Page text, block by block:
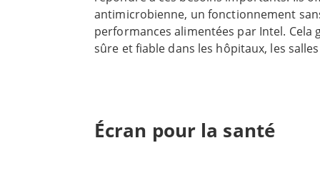
professionnels de la santé peuvent
craindre les coupures de courant ou de
robustes Winmate Healthcare
établissements de santé nécessitant des
prodiguer les meilleurs soins aux
visitez le site web de Winmate ou
antimicrobienne, un fonctionnement
performances alimentées par Intel.
sûre et fiable dans les hôpitaux, les
désinfecter. Cette conception permet
l'accumulation de poussière dans les
Écran pour la santé